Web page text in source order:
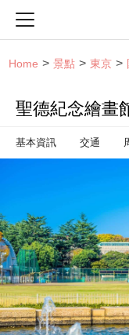
Home 景點 東京
聖德紀念繪畫
基本資訊 交通